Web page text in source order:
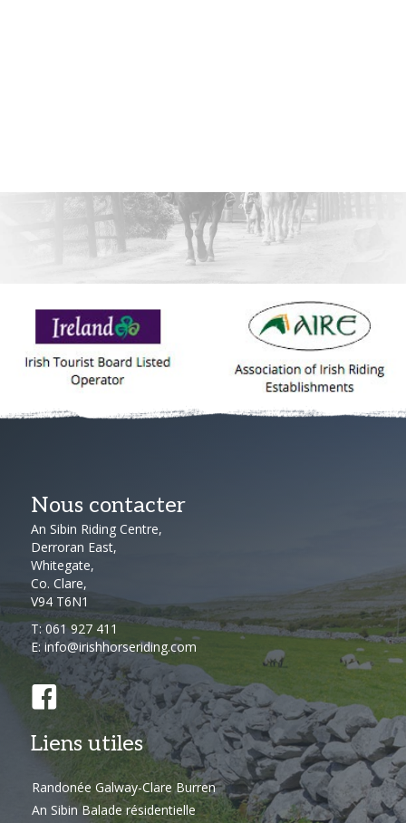
Nous contacter
An Sibin Riding Centre,
Derroran East,
Whitegate,
Co. Clare,
V94 T6N1
T:061 927 411
E: info@irishhorseriding.com
Liens utiles
Randonée Galway-Clare Burren
An Sibin Balade résidentielle